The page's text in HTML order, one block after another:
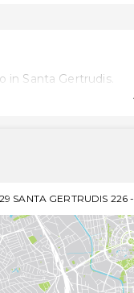
in Santa Gertrudis.
SANTA GERTRUDIS 226-